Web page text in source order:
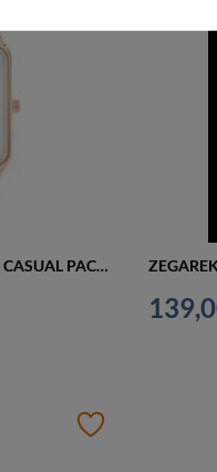
ZEGAREK DAMSKI NA PASKU CASUAL PACIFIC RAPPO 2 (zy580a)